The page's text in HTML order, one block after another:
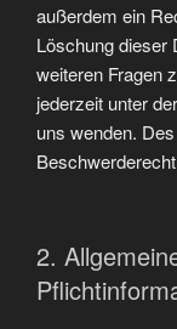
außerdem ein
Löschung dieser
weiteren Fragen
jederzeit unter
uns wenden.
2.